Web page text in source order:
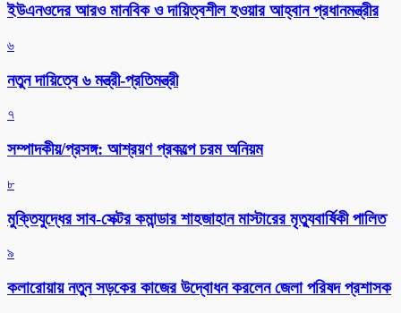
ইউএনওদের আরও মানবিক ও দায়িত্বশীল হওয়ার আহ্বান প্রধানমন্ত্রীর
৬
নতুন দায়িত্বে ৬ মন্ত্রী-প্রতিমন্ত্রী
৭
সম্পাদকীয়/প্রসঙ্গ: আশ্রয়ণ প্রকল্পে চরম অনিয়ম
৮
মুক্তিযুদ্ধের সাব-সেক্টর কমান্ডার শাহজাহান মাস্টারের মৃত্যুবার্ষিকী পালিত
৯
কলারোয়ায় নতুন সড়কের কাজের উদ্বোধন করলেন জেলা পরিষদ প্রশাসক